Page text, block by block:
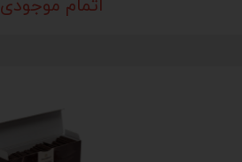
اتمام موجودی